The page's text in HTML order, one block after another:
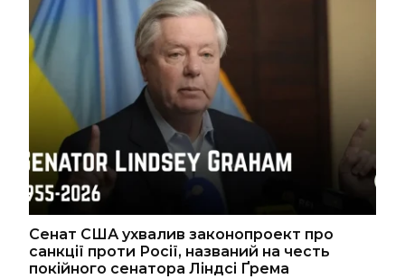
Сенат США ухвалив законопроект про
санкції проти Росії, названий на честь
покійного сенатора Ліндсі Ґрема